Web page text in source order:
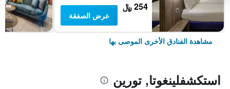
254 ﷼
عرض الصفقة
مشاهدة الفنادق الأخرى الموصى بها
استكشفلينغوتا, تورين